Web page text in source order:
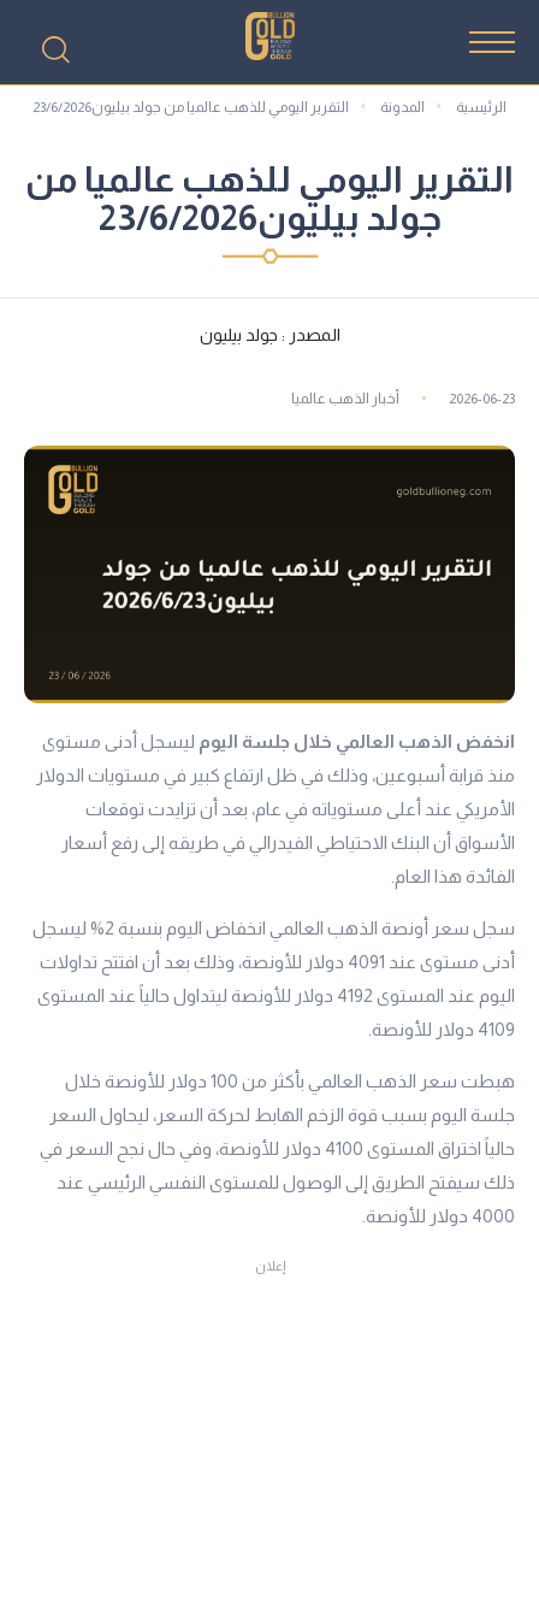
الرئيسية المدونة التقرير اليومي للذهب عالميا من جولد بيليون23/6/2026
التقرير اليومي للذهب عالميا من
جولد بيليون23/6/2026
المصدر : جولد بيليون
2026-06-23 أخبار الذهب عالميا
انخفض الذهب العالمي خلال جلسة اليوم ليسجل أدنى مستوى
منذ قرابة أسبوعين، وذلك في ظل ارتفاع كبير في مستويات الدولار
الأمريكي عند أعلى مستوياته في عام، بعد أن تزايدت توقعات
الأسواق أن البنك الاحتياطي الفيدرالي في طريقه إلى رفع أسعار
الفائدة هذا العام.
سجل سعر أونصة الذهب العالمي انخفاض اليوم بنسبة 2% ليسجل
أدنى مستوى عند 4091 دولار للأونصة، وذلك بعد أن افتتح تداولات
اليوم عند المستوى 4192 دولار للأونصة ليتداول حالياً عند المستوى
4109 دولار للأونصة.
هبطت سعر الذهب العالمي بأكثر من 100 دولار للأونصة خلال
جلسة اليوم بسبب قوة الزخم الهابط لحركة السعر، ليحاول السعر
حالياً اختراق المستوى 4100 دولار للأونصة، وفي حال نجح السعر في
ذلك سيفتح الطريق إلى الوصول للمستوى النفسي الرئيسي عند
4000 دولار للأونصة.
إعلان